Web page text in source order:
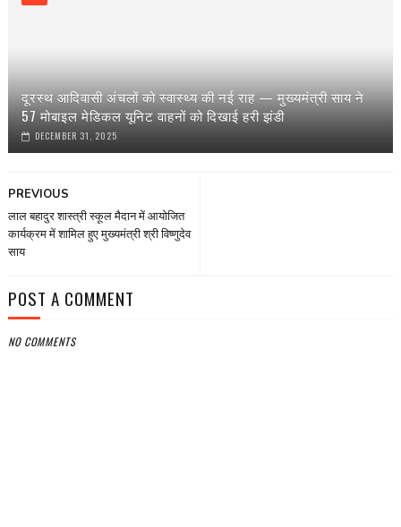
दूरस्थ आदिवासी अंचलों को स्वास्थ्य की नई राह — मुख्यमंत्री साय ने
57 मोबाइल मेडिकल यूनिट वाहनों को दिखाई हरी झंडी
DECEMBER 31, 2025
PREVIOUS
लाल बहादुर शास्त्री स्कूल मैदान में आयोजित
कार्यक्रम में शामिल हुए मुख्यमंत्री श्री विष्णुदेव
साय
POST A COMMENT
NO COMMENTS